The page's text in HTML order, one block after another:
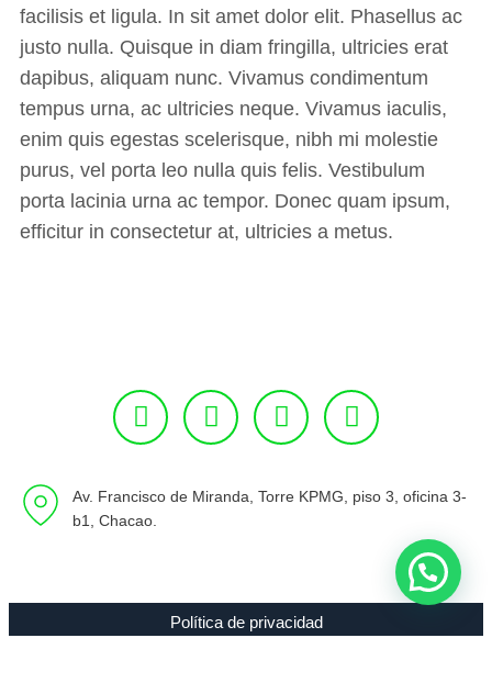
facilisis et ligula. In sit amet dolor elit. Phasellus ac
justo nulla. Quisque in diam fringilla, ultricies erat
dapibus, aliquam nunc. Vivamus condimentum
tempus urna, ac ultricies neque. Vivamus iaculis,
enim quis egestas scelerisque, nibh mi molestie
purus, vel porta leo nulla quis felis. Vestibulum
porta lacinia urna ac tempor. Donec quam ipsum,
efficitur in consectetur at, ultricies a metus.
Av. Francisco de Miranda, Torre KPMG, piso 3, oficina 3-
b1, Chacao.
Política de privacidad